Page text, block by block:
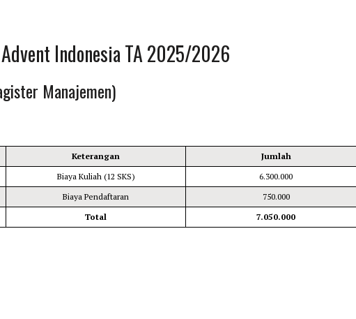
Indonesia TA 2025/2026
Manajemen)
Keterangan
Jumlah
Biaya Kuliah (12 SKS)
6.300.000
Biaya Pendaftaran
750.000
Total
7.050.000